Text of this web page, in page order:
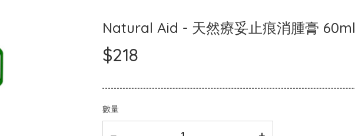
Natural Aid - 天然療妥止痕消腫膏 60ml
$218
數量